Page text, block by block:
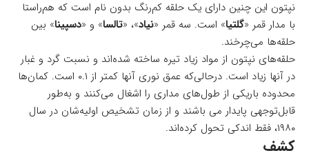
نپتون این چنین دارای یک حلقه کم‌رنگ بدون نام است که هم‌راستا
با مدار قمر «گلتیا» است. سه قمر «نیاد»، «تالسا» و «دسپینا» بین
حلقه‌ها می‌چرخند.
حلقه‌های نپتون از مواد زیاد تیره ساخته شده‌اند و نسبت گرد و غبار
در آنها زیاد است. درحالی‌که عمق نوری آنها کمتر از ۰.۱ است. کمان‌ها
محدوده باریکی از طول‌های مداری را اشغال می‌کنند و به‌طور
قابل‌توجهی پایدار می باشند و از زمان تشخیص اولیه‌شان در سال
۱۹۸۰، فقط اندکی تحول کرده‌اند.
کشف